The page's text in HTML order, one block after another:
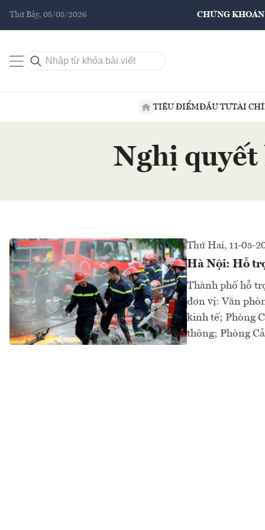
Thứ Bảy, 08/08/2026 CHỨNG KHOÁN
TIÊU ĐIỂMĐẦU TƯTÀI
Nghị quyết
Thứ Hai, 11-05-
Hà Nội: Hỗ
Thành phố hỗ
đơn vị: Văn
kinh tế; Phòng
thông; Phòng